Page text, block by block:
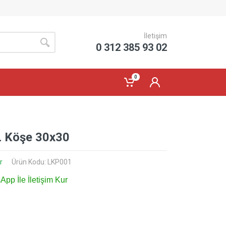
İletişim
0 312 385 93 02
0
Köşe 30x30
Ürün Kodu: LKP001
İle İletişim Kur